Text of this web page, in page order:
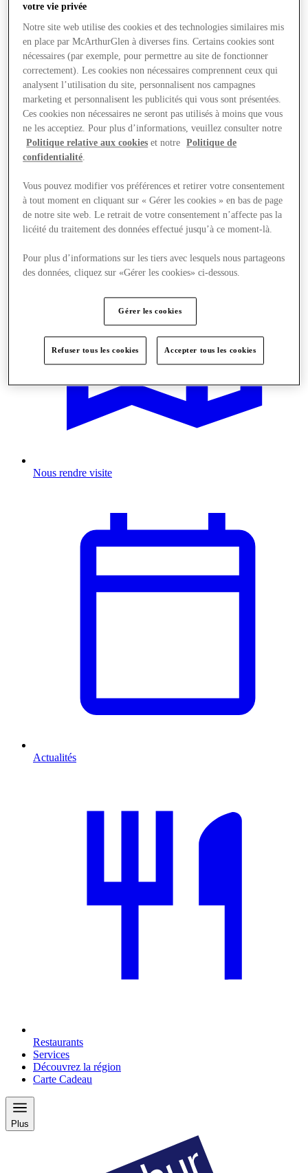
Offres
Nous rendre visite
Actualités
Restaurants
Services
Découvrez la région
Carte Cadeau
Plus
votre vie privée
Notre site web utilise des cookies et des technologies similaires mis
en place par McArthurGlen à diverses fins. Certains cookies sont
nécessaires (par exemple, pour permettre au site de fonctionner
correctement). Les cookies non nécessaires comprennent ceux qui
analysent l’utilisation du site, personnalisent nos campagnes
marketing et personnalisent les publicités qui vous sont présentées.
Ces cookies non nécessaires ne seront pas utilisés à moins que vous
ne les acceptiez. Pour plus d’informations, veuillez consulter notre
Politique relative aux cookies et notre
Politique de
confidentialité.
Vous pouvez modifier vos préférences et retirer votre consentement
à tout moment en cliquant sur « Gérer les cookies » en bas de page
de notre site web. Le retrait de votre consentement n’affecte pas la
licéité du traitement des données effectué jusqu’à ce moment-là.
Pour plus d’informations sur les tiers avec lesquels nous partageons
des données, cliquez sur «Gérer les cookies» ci-dessous.
Gérer les cookies
Refuser tous les cookies Accepter tous les cookies